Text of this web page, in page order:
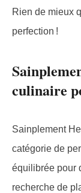
Rien de mieux
perfection !
culinaire
Sainplement
catégorie de
équilibrée pour
recherche de